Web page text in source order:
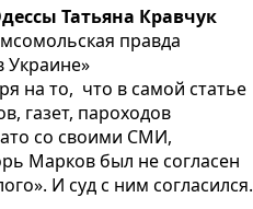
Татьяна Кравчук
правда
Украине»
на то, что в самой статье
газет, пароходов
со своими СМИ,
Марков был не согласен
И суд с ним согласился.